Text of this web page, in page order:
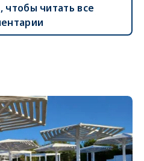
чтобы читать все